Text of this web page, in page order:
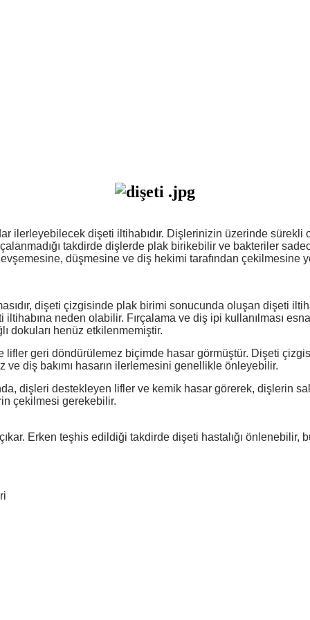
ilerleyebilecek dişeti iltihabıdır. Dişlerinizin üzerinde
takdirde dişlerde plak birikebilir ve bakteriler
düşmesine ve diş hekimi tarafından çekilmesine
dişeti çizgisinde plak birimi sonucunda oluşan dişeti
neden olabilir. Fırçalama ve diş ipi kullanılması
dokuları henüz etkilenmemiştir.
geri döndürülemez biçimde hasar görmüştür. Dişeti
diş bakımı hasarın ilerlemesini genellikle önleyebilir.
dişleri destekleyen lifler ve kemik hasar görerek, dişlerin
çekilmesi gerekebilir.
Erken teşhis edildiği takdirde dişeti hastalığı